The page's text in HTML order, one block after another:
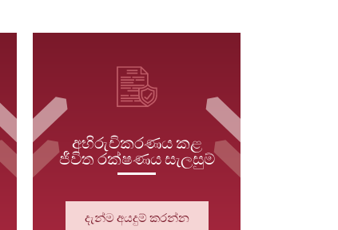
අභිරුචිකරණය කළ
ජීවිත රක්ෂණය සැලසුම්
දැන්ම අයදුම් කරන්න